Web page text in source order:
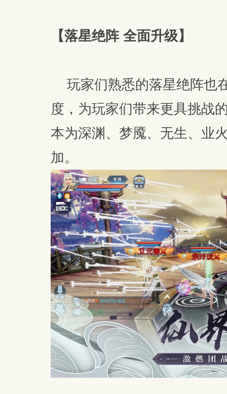
【落星绝阵 全面升级】
玩家们熟悉的落星绝阵也
度，为玩家们带来更具挑战
本为深渊、梦魇、无生、业
加。